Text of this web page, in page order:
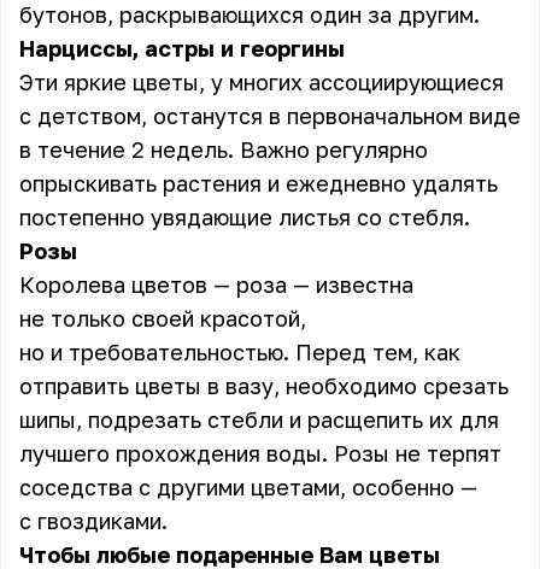
бутонов, раскрывающихся один за другим.
Нарциссы, астры и георгины
Эти яркие цветы, у многих ассоциирующиеся
с детством, останутся в первоначальном виде
в течение 2 недель. Важно регулярно
опрыскивать растения и ежедневно удалять
постепенно увядающие листья со стебля.
Розы
Королева цветов — роза — известна
не только своей красотой,
но и требовательностью. Перед тем, как
отправить цветы в вазу, необходимо срезать
шипы, подрезать стебли и расщепить их для
лучшего прохождения воды. Розы не терпят
соседства с другими цветами, особенно —
с гвоздиками.
Чтобы любые подаренные Вам цветы